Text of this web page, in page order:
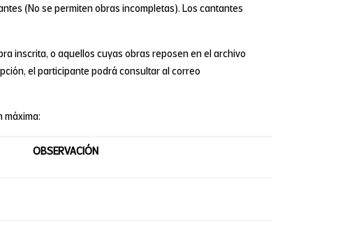
(No se permiten obras incompletas). Los cantantes
inscrita, o aquellos cuyas obras reposen en el archivo
el participante podrá consultar al correo
máxima:
OBSERVACIÓN